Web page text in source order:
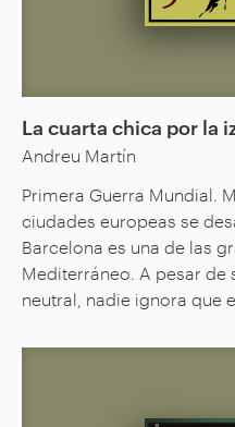
La cuarta chica por la
Andreu Martín
Primera Guerra Mundial.
ciudades europeas se
Barcelona es una de las
Mediterráneo. A pesar
neutral, nadie ignora que